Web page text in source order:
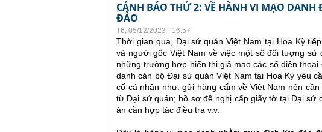
CẢNH BÁO THỨ 2: VỀ HÀNH VI MẠO
ĐẢO
T6, 05/12/2023 - 16:57
Thời gian qua, Đại sứ quán Việt Nam tại Hoa Kỳ
và người gốc Việt Nam về việc một số đối tượng
những trường hợp hiển thị giả mạo các số điện thoại
danh cán bộ Đại sứ quán Việt Nam tại Hoa Kỳ yêu
cố cá nhân như: gửi hàng cấm về Việt Nam nên
từ Đại sứ quán; hồ sơ đề nghị cấp giấy tờ tại Đại sứ
án cần hợp tác điều tra v.v.